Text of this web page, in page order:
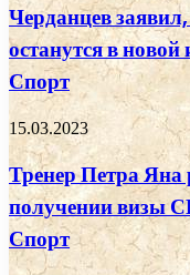
Черданцев
останутся в
Спорт
15.03.2023
Тренер Петра Яна
получении визы
Спорт